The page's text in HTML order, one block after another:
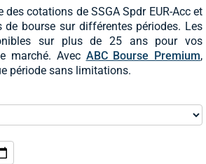
des cotations de SSGA Spdr EUR-Acc et
de bourse sur différentes périodes. Les
sur plus de 25 ans pour vos
marché. Avec ABC Bourse Premium,
période sans limitations.